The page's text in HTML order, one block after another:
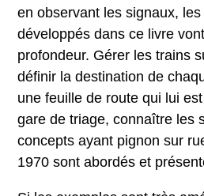
en observant les signaux,
développés dans ce livre
profondeur. Gérer les trains
définir la destination de
une feuille de route qui lui
gare de triage, connaître les
concepts ayant pignon sur
1970 sont abordés et